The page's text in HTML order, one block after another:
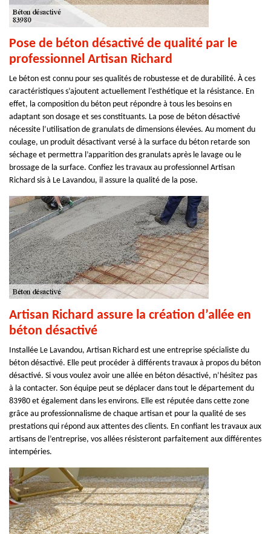
Pose de béton désactivé de qualité par le
professionnel Artisan Richard
Le béton est connu pour ses qualités de robustesse et de durabilité. À ces
caractéristiques s’ajoutent actuellement l’esthétique et la résistance. En
effet, la composition du béton peut répondre à tous les besoins en
adaptant son dosage et ses constituants. La pose de béton désactivé
nécessite l’utilisation de granulats de dimensions élevées. Au moment du
coulage, un produit désactivant versé à la surface du béton retarde son
séchage et permettra l’apparition des granulats après le lavage ou le
brossage de la surface. Confiez les travaux au professionnel Artisan
Richard sis à Le Lavandou, il assure la qualité de la pose.
Artisan Richard assure la création d’allée en
béton désactivé
Installée Le Lavandou, Artisan Richard est une entreprise spécialiste du
béton désactivé. Elle peut procéder à différents travaux à propos du béton
désactivé. Si vous voulez avoir une allée en béton désactivé, n’hésitez pas
à la contacter. Son équipe peut se déplacer dans tout le département du
83980 et également dans les environs. Elle est réputée dans cette zone
grâce au professionnalisme de chaque artisan et pour la qualité de ses
prestations qui répond aux attentes des clients. En confiant les travaux aux
artisans de l’entreprise, vos allées résisteront parfaitement aux différentes
intempéries.